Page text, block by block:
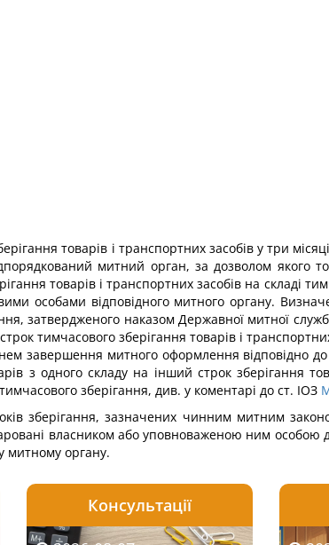
товарів і транспортних засобів у три
митний орган, за дозволом якого
товарів і транспортних засобів на складі
особами відповідного митного органу.
затвердженого наказом Державної митної
тимчасового зберігання товарів і
завершення митного оформлення відповідно
з одного складу на інший строк зберігання
зберігання, див. у коментарі до ст. ІОЗ
зберігання, зазначених чинним митним
власником або уповноваженою ним особою
митному органу.
Консультації